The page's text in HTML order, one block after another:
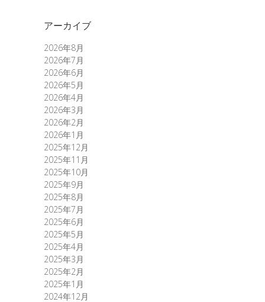
アーカイブ
2026年8月
2026年7月
2026年6月
2026年5月
2026年4月
2026年3月
2026年2月
2026年1月
2025年12月
2025年11月
2025年10月
2025年9月
2025年8月
2025年7月
2025年6月
2025年5月
2025年4月
2025年3月
2025年2月
2025年1月
2024年12月